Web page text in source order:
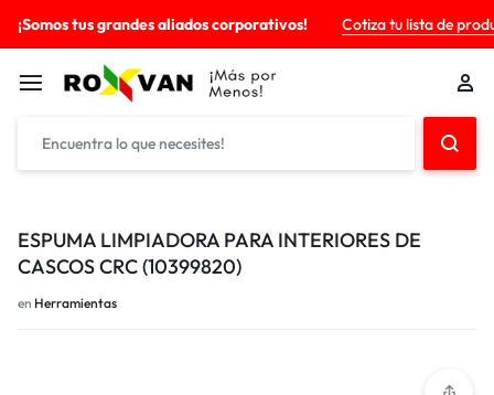
¡Somos tus grandes aliados corporativos! Cotiza tu lista de
ESPUMA LIMPIADORA PARA INTERIORES DE
CASCOS CRC (10399820)
en Herramientas